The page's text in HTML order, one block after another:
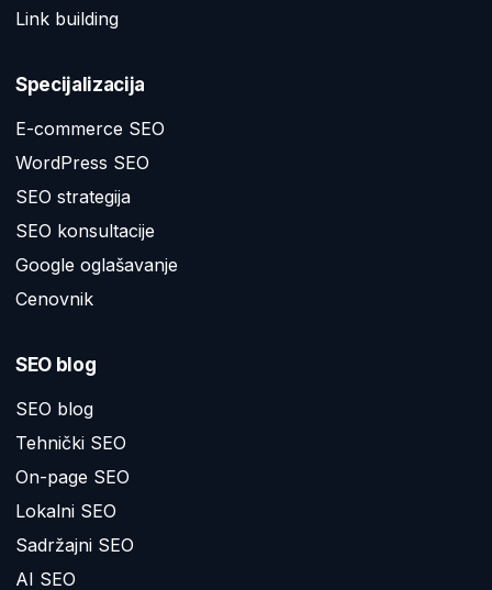
Link building
Specijalizacija
E-commerce SEO
WordPress SEO
SEO strategija
SEO konsultacije
Google oglašavanje
Cenovnik
SEO blog
SEO blog
Tehnički SEO
On-page SEO
Lokalni SEO
Sadržajni SEO
AI SEO